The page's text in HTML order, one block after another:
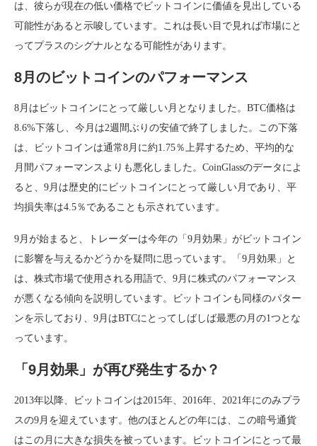
は、彼らが現在の低い価格でビットコインに価値を見出している
可能性があると示唆しています。これは長い目で見れば市場にと
ってプラスのシグナルとなる可能性があります。
8月のビットコインのパフォーマンス
8月はビットコインにとって厳しい月となりました。BTC価格は
8.6%下落し、今月は2週間ぶりの安値で終了しました。この下落
は、ビットコインは通常8月に約1.75％上昇するため、平均的な
月間パフォーマンスよりも悪化しました。CoinGlassのデータによ
ると、9月は歴史的にビットコインにとって厳しい月であり、平
均損失率は4.5％であることも示されています。
9月が始まると、トレーダーは今年の「9月効果」がビットコイン
に影響を与えるかどうかを疑問に思っています。「9月効果」と
は、株式市場で使用される用語で、9月に株式のパフォーマンス
が悪くなる傾向を説明しています。ビットコインも同様のパター
ンを示しており、9月はBTCにとってしばしば最悪の月の1つとな
っています。
「9月効果」が再び発生するか？
2013年以降、ビットコインは2015年、2016年、2021年にのみプラ
スの9月を迎えています。他のほとんどの年には、この暗号通貨
はこの月に大きな損失を被っています。ビットコインにとって最